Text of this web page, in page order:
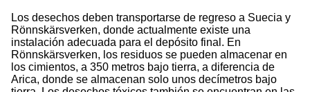
Los desechos deben transportarse de regreso a Suecia y
Rönnskärsverken, donde actualmente existe una
instalación adecuada para el depósito final. En
Rönnskärsverken, los residuos se pueden almacenar en
los cimientos, a 350 metros bajo tierra, a diferencia de
Arica, donde se almacenan solo unos decímetros bajo